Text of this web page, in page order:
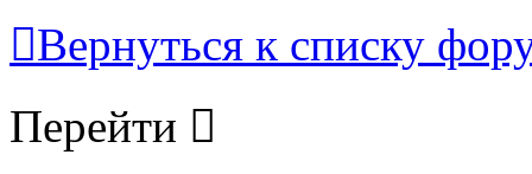
Вернуться к списку
Перейти